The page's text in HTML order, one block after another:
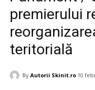
premierului
teritorială
By Autorii Skinit.ro 10